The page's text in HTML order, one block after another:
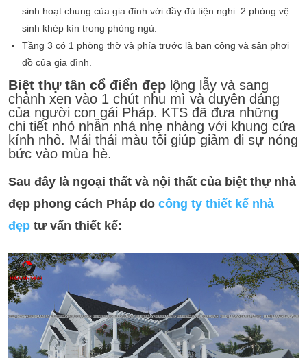
sinh hoạt chung của gia đình với đầy đủ tiện nghi. 2 phòng vệ
sinh khép kín trong phòng ngủ.
Tầng 3 có 1 phòng thờ và phía trước là ban công và sân phơi
đồ của gia đình.
Biệt thự tân cổ điển đẹp lộng lẫy và sang
chảnh xen vào 1 chút nhu mì và duyên dáng
của người con gái Pháp. KTS đã đưa những
chi tiết nhỏ nhẫn nhá nhẹ nhàng với khung cửa
kính nhỏ. Mái thái màu tối giúp giảm đi sự nóng
bức vào mùa hè.
Sau đây là ngoại thất và nội thất của biệt thự nhà
đẹp phong cách Pháp do công ty thiết kế nhà
đẹp tư vấn thiết kế: